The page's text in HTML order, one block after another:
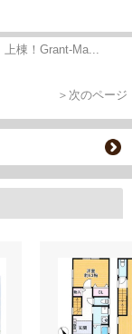
上棟！Grant-Ma...
＞次のページ